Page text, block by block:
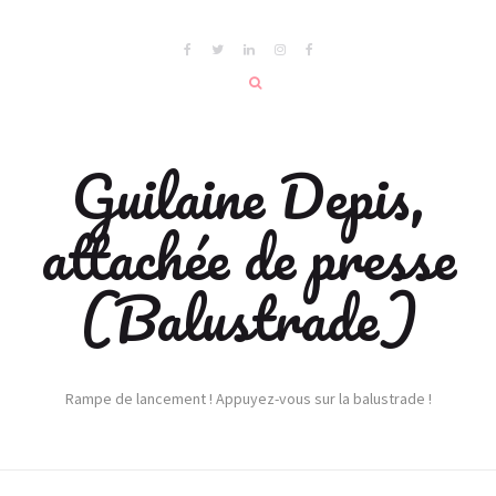
Guilaine Depis,
attachée de presse
(Balustrade)
Rampe de lancement ! Appuyez-vous sur la balustrade !